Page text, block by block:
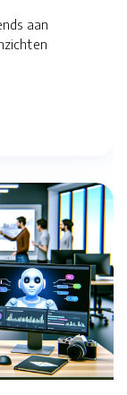
aan